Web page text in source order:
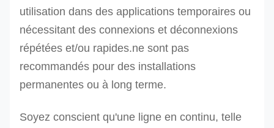
utilisation dans des applications temporaires ou
nécessitant des connexions et déconnexions
répétées et/ou rapides.ne sont pas
recommandés pour des installations
permanentes ou à long terme.
Soyez conscient qu'une ligne en continu, telle